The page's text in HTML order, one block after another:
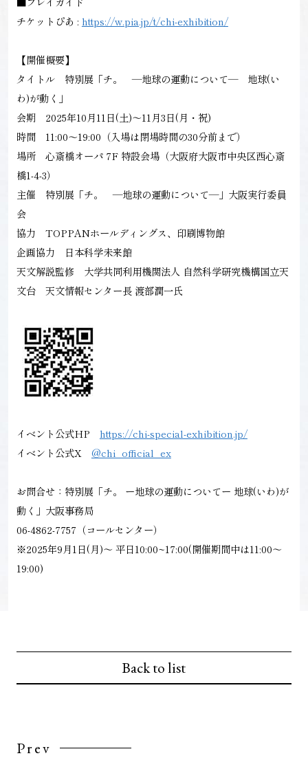
チケットぴあ : https://w.pia.jp/t/chi-exhibition/
【開催概要】
タイトル 特別展「チ。 ―地球の運動について― 地球(い
わ)が動く」
会期 2025年10月11日(土)～11月3日(月・祝)
時間 11:00～19:00（入場は閉場時間の30分前まで）
場所 心斎橋オーパ 7F 特設会場（大阪府大阪市中央区西心斎
橋1-4-3）
主催 特別展「チ。 ―地球の運動について―」大阪実行委員
会
協力 TOPPANホールディングス、印刷博物館
企画協力 日本科学未来館
天文解説監修 大学共同利用機関法人 自然科学研究機構国立天
文台 天文情報センター長 渡部潤一氏
イベント公式HP https://chi-special-exhibition.jp/
イベント公式X @chi_official_ex
お問合せ：特別展「チ。 ー地球の運動についてー 地球(いわ)が
動く」大阪事務局
06-4862-7757（コールセンター）
※2025年9月1日(月)～ 平日10:00~17:00(開催期間中は11:00～
19:00)
Prev
Back to list